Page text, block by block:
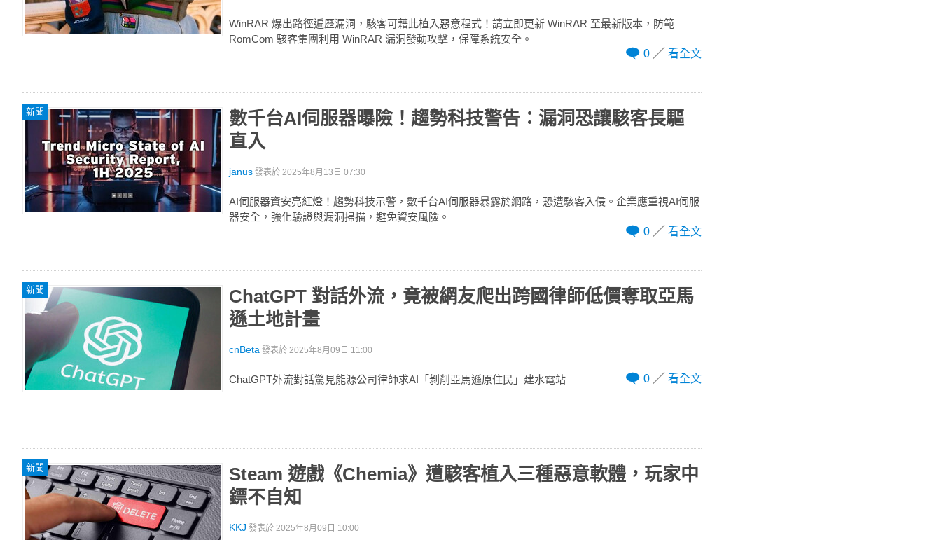
WinRAR 爆出路徑遍歷漏洞，駭客可藉此植入惡意程式！請立即更新 WinRAR 至最新版本，防範
RomCom 駭客集團利用 WinRAR 漏洞發動攻擊，保障系統安全。
0
看全文
新聞
數千台AI伺服器曝險！趨勢科技警告：漏洞恐讓駭客長驅
直入
janus 發表於 2025年8月13日 07:30
AI伺服器資安亮紅燈！趨勢科技示警，數千台AI伺服器暴露於網路，恐遭駭客入侵。企業應重視AI伺服
器安全，強化驗證與漏洞掃描，避免資安風險。
0
看全文
新聞
ChatGPT 對話外流，竟被網友爬出跨國律師低價奪取亞馬
遜土地計畫
cnBeta 發表於 2025年8月09日 11:00
ChatGPT外流對話驚見能源公司律師求AI「剝削亞馬遜原住民」建水電站 0 看全文
新聞
Steam 遊戲《Chemia》遭駭客植入三種惡意軟體，玩家中
鏢不自知
KKJ 發表於 2025年8月09日 10:00